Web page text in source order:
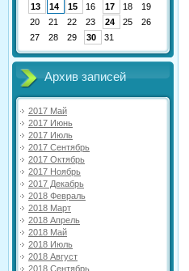
13
14 15 16 17 18
19
20
21 22 23 24 25
26
27
28 29 30 31
Архив записей
2017 Май
2017 Июнь
2017 Июль
2017 Сентябрь
2017 Октябрь
2017 Ноябрь
2017 Декабрь
2018 Февраль
2018 Март
2018 Апрель
2018 Май
2018 Июль
2018 Август
2018 Сентябрь